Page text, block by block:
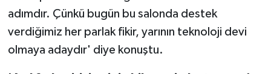
adımdır. Çünkü bugün bu salonda destek
verdiğimiz her parlak fikir, yarının teknoloji devi
olmaya adaydır' diye konuştu.